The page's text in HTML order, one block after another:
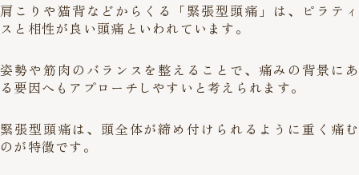
肩こりや猫背などからくる「緊張型頭痛」は、ピラティ
スと相性が良い頭痛といわれています。
姿勢や筋肉のバランスを整えることで、痛みの背景にあ
る要因へもアプローチしやすいと考えられます。
緊張型頭痛は、頭全体が締め付けられるように重く痛む
のが特徴です。